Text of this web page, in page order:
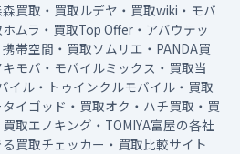
買取・買取ルデヤ・買取wiki・モバ
ムラ・買取Top Offer・アバウテッ
帯空間・買取ソムリエ・PANDA買
モバ・モバイルミックス・買取当
イル・トゥインクルモバイル・買取
イゴッド・買取オク・ハチ買取・買
取エノキング・TOMIYA富屋の各社
買取チェッカー・買取比較サイト